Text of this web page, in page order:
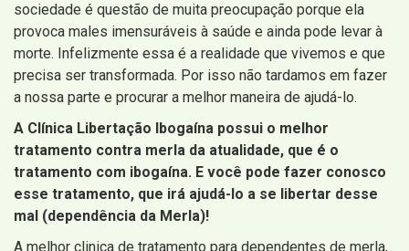
sociedade é questão de muita preocupação porque ela
provoca males imensuráveis à saúde e ainda pode levar à
morte. Infelizmente essa é a realidade que vivemos e que
precisa ser transformada. Por isso não tardamos em fazer
a nossa parte e procurar a melhor maneira de ajudá-lo.
A Clínica Libertação Ibogaína possui o melhor
tratamento contra merla da atualidade, que é o
tratamento com ibogaína. E você pode fazer conosco
esse tratamento, que irá ajudá-lo a se libertar desse
mal (dependência da Merla)!
A melhor clinica de tratamento para dependentes de merla,